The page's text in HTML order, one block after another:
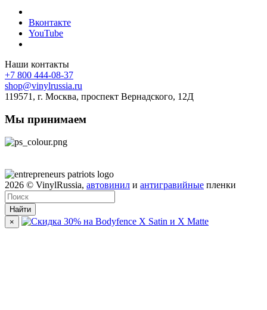
Вконтакте
YouTube
Наши контакты
+7 800 444-08-37
shop@vinylrussia.ru
119571, г. Москва, проспект Вернадского, 12Д
Мы принимаем
2026 © VinylRussia, автовинил и антигравийные пленки
Найти
×